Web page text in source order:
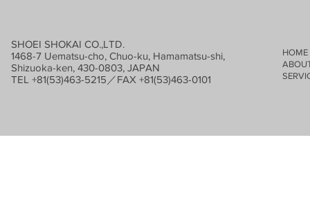
SHOEI SHOKAI CO.,LTD.
1468-7 Uematsu-cho, Chuo-ku, Hamamatsu-shi,
Shizuoka-ken, 430-0803, JAPAN
TEL +81(53)463-5215／FAX +81(53)463-0101
HOME